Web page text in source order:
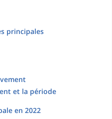
principales
et la période
en 2022